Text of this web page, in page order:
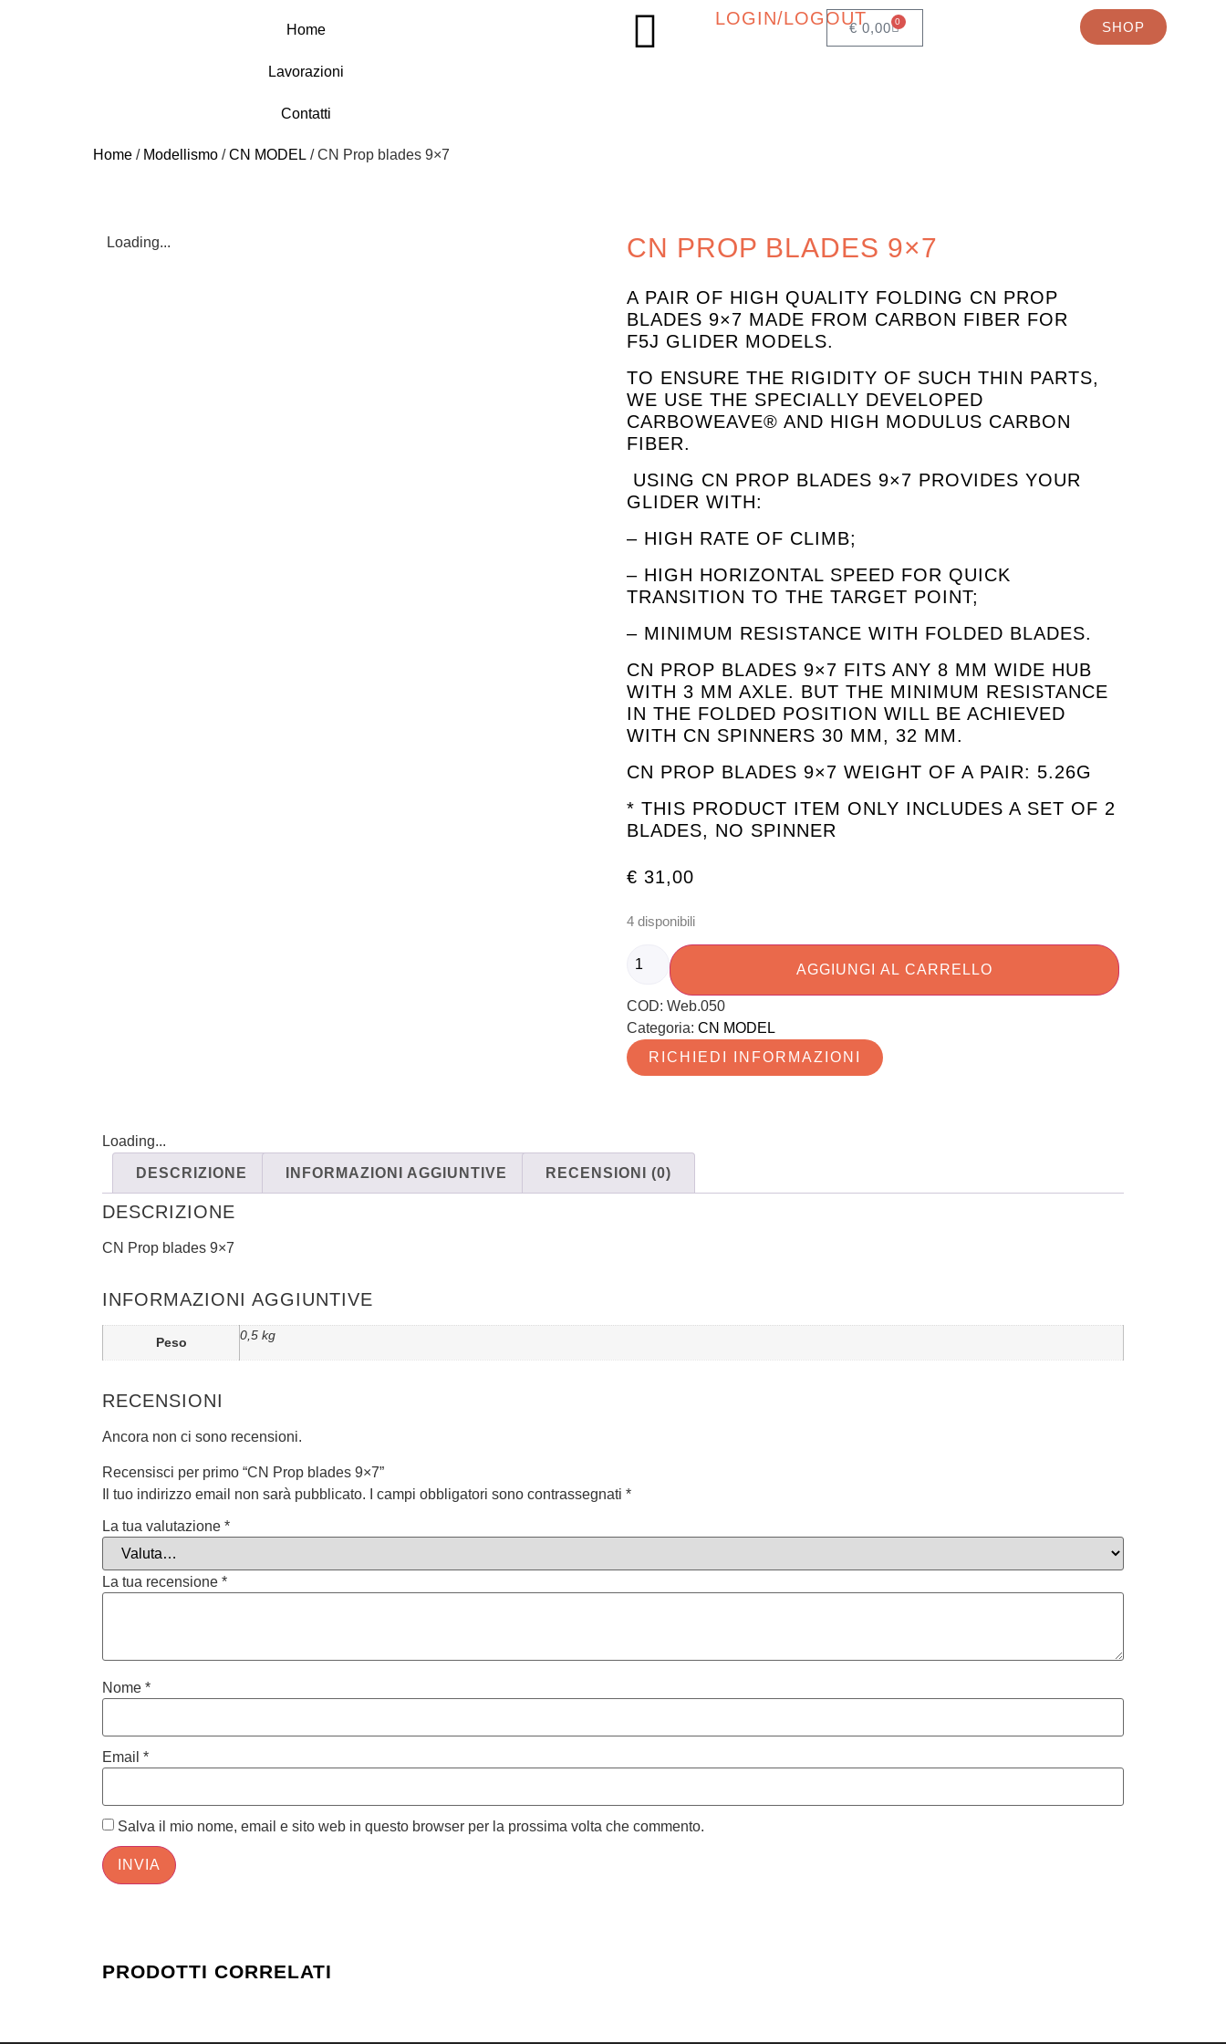
Home
Lavorazioni
Contatti
LOGIN/LOGOUT
€0,00 0 SHOP
Home / Modellismo /CN MODEL / CN Prop blades 9×7
Loading... CN PROP BLADES 9×7
A PAIR OF HIGH QUALITY FOLDING CN PROP
BLADES 9×7 MADE FROM CARBON FIBER FOR
F5J GLIDER MODELS.
TO ENSURE THE RIGIDITY OF SUCH THIN PARTS,
WE USE THE SPECIALLY DEVELOPED
CARBOWEAVE® AND HIGH MODULUS CARBON
FIBER.
USING CN PROP BLADES 9×7 PROVIDES YOUR
GLIDER WITH:
– HIGH RATE OF CLIMB;
– HIGH HORIZONTAL SPEED FOR QUICK
TRANSITION TO THE TARGET POINT;
– MINIMUM RESISTANCE WITH FOLDED BLADES.
CN PROP BLADES 9×7 FITS ANY 8 MM WIDE HUB
WITH 3 MM AXLE. BUT THE MINIMUM RESISTANCE
IN THE FOLDED POSITION WILL BE ACHIEVED
WITH CN SPINNERS 30 MM, 32 MM.
CN PROP BLADES 9×7 WEIGHT OF A PAIR: 5.26G
* THIS PRODUCT ITEM ONLY INCLUDES A SET OF 2
BLADES, NO SPINNER
€ 31,00
4 disponibili
AGGIUNGI AL CARRELLO
COD: Web.050
Categoria: CN MODEL
RICHIEDI INFORMAZIONI
Loading...
DESCRIZIONE INFORMAZIONI AGGIUNTIVE RECENSIONI (0)
DESCRIZIONE
CN Prop blades 9×7
INFORMAZIONI AGGIUNTIVE
Peso 0,5 kg
RECENSIONI
Ancora non ci sono recensioni.
Recensisci per primo “CN Prop blades 9×7”
Il tuo indirizzo email non sarà pubblicato.
I campi obbligatori sono contrassegnati *
La tua valutazione *
La tua recensione *
Nome *
Email *
Salva il mio nome, email e sito web in questo browser per la prossima volta che commento.
PRODOTTI CORRELATI